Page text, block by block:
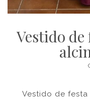
Vestido
Vestido de